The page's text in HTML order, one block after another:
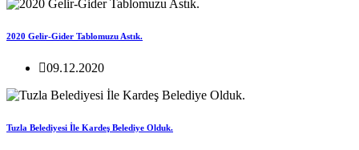
2020 Gelir-Gider Tablomuzu Astık.
09.12.2020
Tuzla Belediyesi İle Kardeş Belediye Olduk.